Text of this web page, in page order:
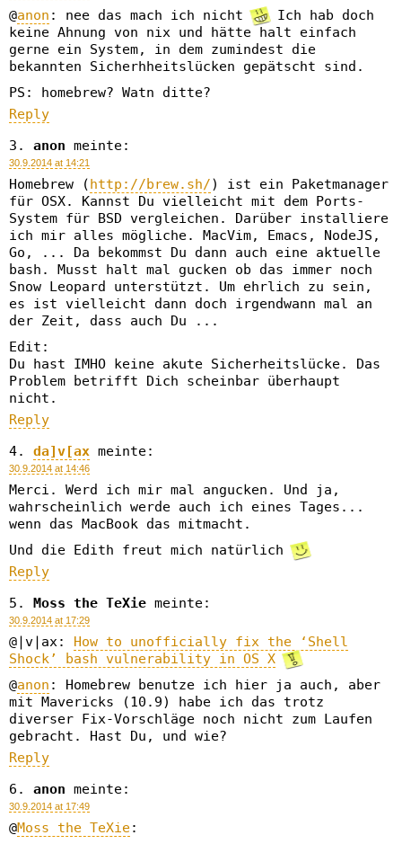
@anon : nee das mach ich nicht
Ich hab doch
keine Ahnung von nix und hätte halt einfach
gerne ein System, in dem zumindest die
bekannten Sicherhheitslücken gepätscht sind.
PS: homebrew? Watn ditte?
Reply
anon meinte:
30.9.2014 at 14:21
Homebrew (http://brew.sh/) ist ein Paketmanager
für OSX. Kannst Du vielleicht mit dem Ports-
System für BSD vergleichen. Darüber installiere
ich mir alles mögliche. MacVim, Emacs, NodeJS,
Go, ... Da bekommst Du dann auch eine aktuelle
bash. Musst halt mal gucken ob das immer noch
Snow Leopard unterstützt. Um ehrlich zu sein,
es ist vielleicht dann doch irgendwann mal an
der Zeit, dass auch Du ...
Edit:
Du hast IMHO keine akute Sicherheitslücke. Das
Problem betrifft Dich scheinbar überhaupt
nicht.
Reply
da]v[ax meinte:
30.9.2014 at 14:46
Merci. Werd ich mir mal angucken. Und ja,
wahrscheinlich werde auch ich eines Tages...
wenn das MacBook das mitmacht.
Und die Edith freut mich natürlich
Reply
Moss the TeXie meinte:
30.9.2014 at 17:29
@|v|ax: How to unofficially fix the ‘Shell
Shock’ bash vulnerability in OS X
@anon : Homebrew benutze ich hier ja auch, aber
mit Mavericks (10.9) habe ich das trotz
diverser Fix-Vorschläge noch nicht zum Laufen
gebracht. Hast Du, und wie?
Reply
anon meinte:
30.9.2014 at 17:49
@Moss the TeXie: